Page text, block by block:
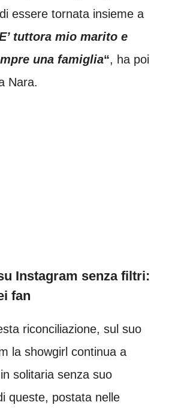
essere tornata insieme a
tuttora mio marito e
una famiglia“, ha poi
Nara.
Instagram senza filtri:
fan
riconciliazione, sul suo
la showgirl continua a
solitaria senza suo
queste, postata nelle